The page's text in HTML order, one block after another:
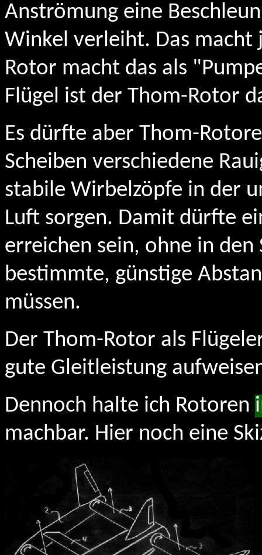
Anströmung eine
Winkel verleiht. Das macht
Rotor macht das als
Flügel ist der Thom-Rotor
Es dürfte aber Thom-
Scheiben verschiedene
stabile Wirbelzöpfe in der
Luft sorgen. Damit dürfte
erreichen sein, ohne in
bestimmte, günstige
müssen.
Der Thom-Rotor als
gute Gleitleistung
Dennoch halte ich Rotoren
machbar. Hier noch eine